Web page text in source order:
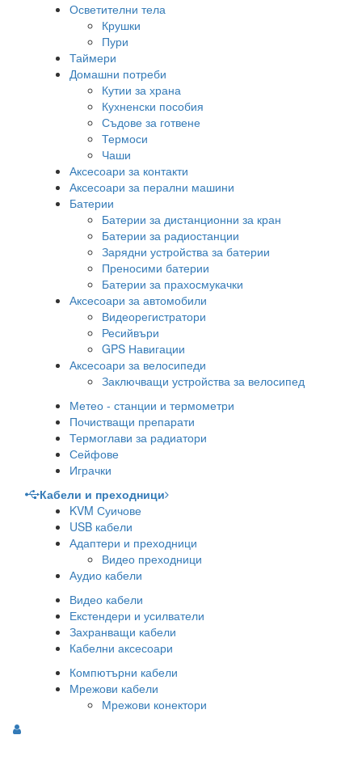
Осветителни тела
Крушки
Пури
Таймери
Домашни потреби
Кутии за храна
Кухненски пособия
Съдове за готвене
Термоси
Чаши
Аксесоари за контакти
Аксесоари за перални машини
Батерии
Батерии за дистанционни за кран
Батерии за радиостанции
Зарядни устройства за батерии
Преносими батерии
Батерии за прахосмукачки
Аксесоари за автомобили
Видеорегистратори
Ресийвъри
GPS Навигации
Аксесоари за велосипеди
Заключващи устройства за велосипед
Метео - станции и термометри
Почистващи препарати
Термоглави за радиатори
Сейфове
Играчки
Кабели и преходници
KVM Суичове
USB кабели
Адаптери и преходници
Видео преходници
Аудио кабели
Видео кабели
Екстендери и усилватели
Захранващи кабели
Кабелни аксесоари
Компютърни кабели
Мрежови кабели
Мрежови конектори